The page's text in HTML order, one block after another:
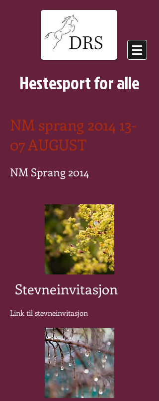
Hestesport for alle
NM sprang 2014 13-
07AUGUST
NM Sprang 2014
Stevneinvitasjon
Link til stevneinvitasjon